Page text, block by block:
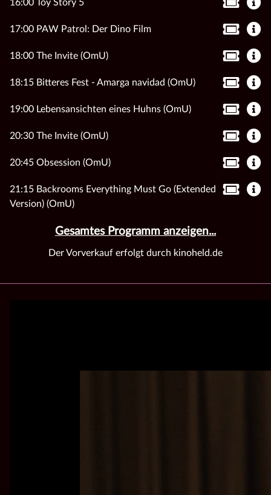
16:00 Toy Story 5
17:00 PAW Patrol: Der Dino Film
18:00 The Invite (OmU)
18:15 Bitteres Fest - Amarga navidad (OmU)
19:00 Lebensansichten eines Huhns (OmU)
20:30 The Invite (OmU)
20:45 Obsession (OmU)
21:15 Backrooms Everything Must Go (Extended
Version) (OmU)
Gesamtes Programm anzeigen...
Der Vorverkauf erfolgt durch kinoheld.de